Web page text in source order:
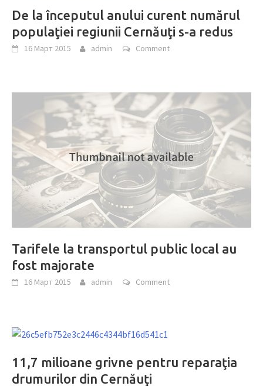
De la începutul anului curent numărul
populaţiei regiunii Cernăuţi s-a redus
16 Март 2015 admin Comment
Tarifele la transportul public local au
fost majorate
16 Март 2015 admin Comment
11,7 milioane grivne pentru reparaţia
drumurilor din Cernăuţi